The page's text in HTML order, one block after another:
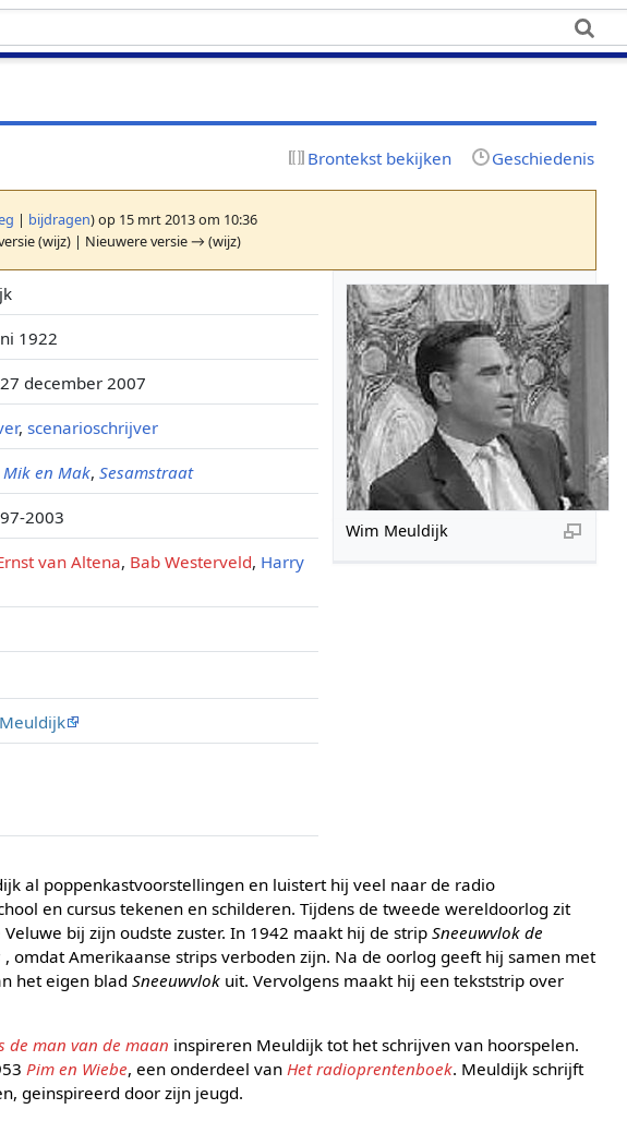
Brontekst bekijken Geschiedenis
| bijdragen)op 15 mrt 2013 om 10:36
(wijz) | Nieuwere versie → (wijz)
Wim Meuldijk
1922
december 2007
,scenarioschrijver
Mik en Mak,Sesamstraat
2003
van Altena, Bab Westerveld, Harry
al poppenkastvoorstellingen en luistert hij veel naar de radio
en cursus tekenen en schilderen. Tijdens de tweede wereldoorlog zit
bij zijn oudste zuster. In 1942 maakt hij de stripSneeuwvlok de
, omdat Amerikaanse strips verboden zijn. Na de oorlog geeft hij samen met
het eigen bladSneeuwvlok uit. Vervolgens maakt hij een tekststrip over
de man van de maan inspireren Meuldijk tot het schrijven van hoorspelen.
Pim en Wiebe, een onderdeel vanHet radioprentenboek. Meuldijk schrijft
geinspireerd door zijn jeugd.